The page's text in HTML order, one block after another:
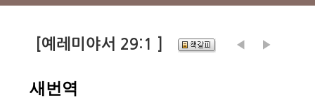
[예레미야서 29:1 ]
새번역